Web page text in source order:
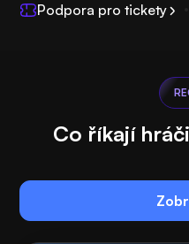
Podpora pro tickety
Co říkají